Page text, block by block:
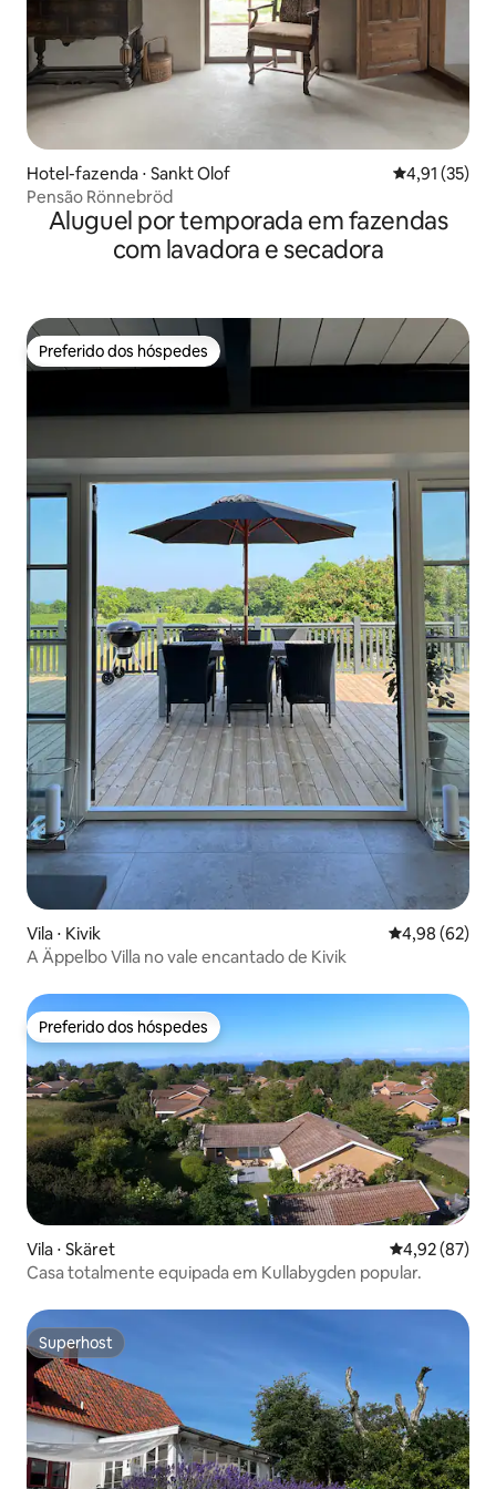
Hotel-fazenda ⋅ Sankt Olof 4,91 de uma
4,91 (35)
Pensão Rönnebröd
Aluguel por temporada em fazendas
com lavadora e secadora
Preferido dos hóspedes
Preferido dos hóspedes
Vila ⋅ Kivik 4,98 de uma
4,98 (62)
A Äppelbo Villa no vale encantado de Kivik
Preferido dos hóspedes
Preferido dos hóspedes
Vila ⋅ Skäret 4,92 de uma
4,92 (87)
Casa totalmente equipada em Kullabygden popular.
Superhost
Superhost